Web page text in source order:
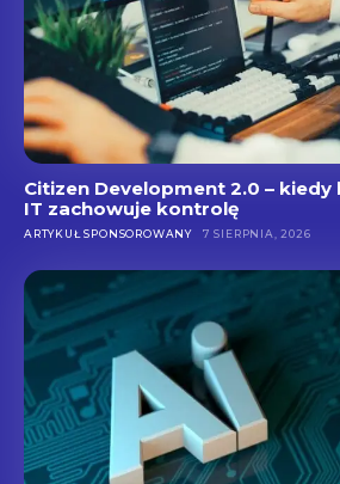
Citizen Development 2.0 –
IT zachowuje kontrolę
ARTYKUŁ SPONSOROWANY 7 SIERPNIA, 2026